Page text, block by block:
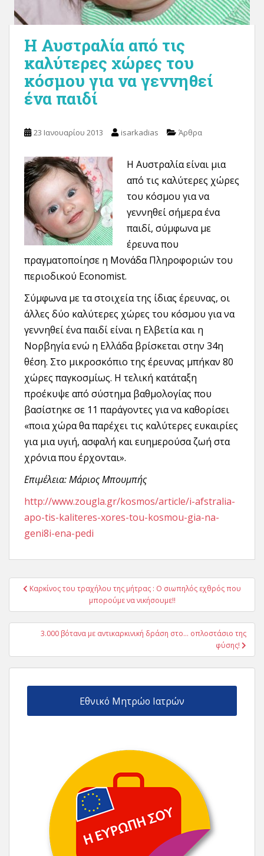
Η Αυστραλία από τις
καλύτερες χώρες του
κόσμου για να γεννηθεί
ένα παιδί
23 Ιανουαρίου 2013 isarkadias Άρθρα
Η Αυστραλία είναι μια
από τις καλύτερες χώρες
του κόσμου για να
γεννηθεί σήμερα ένα
παιδί, σύμφωνα με
έρευνα που
πραγματοποίησε η Μονάδα Πληροφοριών του
περιοδικού Economist.
Σύμφωνα με τα στοιχεία της ίδιας έρευνας, οι
άλλες δύο καλύτερες χώρες του κόσμου για να
γεννηθεί ένα παιδί είναι η Ελβετία και η
Νορβηγία ενώ η Ελλάδα βρίσκεται στην 34η
θέση. Στο μικροσκόπιο της έρευνας μπήκαν 80
χώρες παγκοσμίως. Η τελική κατάταξη
προέκυψε από σύστημα βαθμολογίας που
βασίστηκε σε 11 παράγοντες για να καθορίσει
«ποια χώρα θα παρέχει τις καλύτερες ευκαιρίες
για μια υγιή, ασφαλή και ευημερούσα ζωή στα
χρόνια που έρχονται».
Επιμέλεια: Μάριος Μπουμπής
http://www.zougla.gr/kosmos/article/i-afstralia-
apo-tis-kaliteres-xores-tou-kosmou-gia-na-
geni8i-ena-pedi
Πλοήγηση
Καρκίνος του τραχήλου της μήτρας : Ο σιωπηλός εχθρός που
μπορούμε να νικήσουμε!!
3.000 βότανα με αντικαρκινική δράση στο… οπλοστάσιο της
φύσης!
Εθνικό Μητρώο Ιατρών